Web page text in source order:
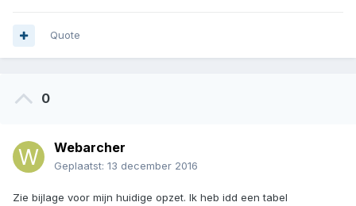
Quote
0
Webarcher
Geplaatst: 13 december 2016
Zie bijlage voor mijn huidige opzet. Ik heb idd een tabel